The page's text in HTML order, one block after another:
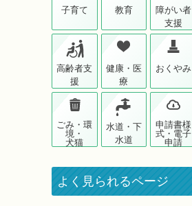
子育て 教育
障がい者
支援
高齢者支
援
健康・医
療
おくやみ
ごみ・環
境・
犬猫
水道・下
水道
申請書様
式・電子
申請
よく見られるページ